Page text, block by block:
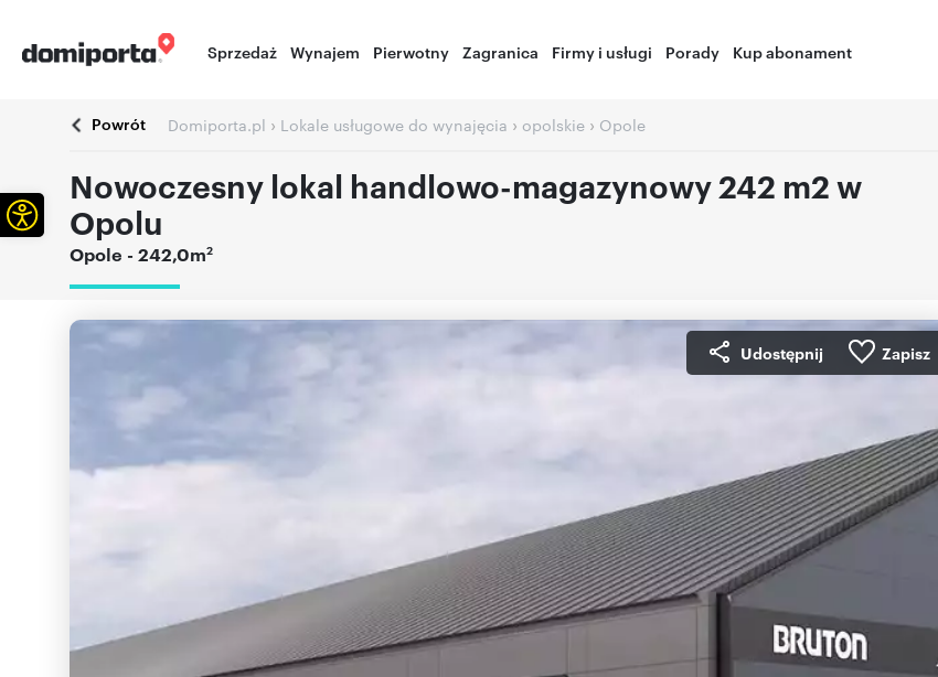
Sprzedaż Wynajem Pierwotny Zagranica Firmy i usługi Porady Kup abonament
Powrót Domiporta.pl › Lokale usługowe do wynajęcia › opolskie › Opole
Nowoczesny lokal handlowo-magazynowy 242 m2 w
Opolu
Opole - 242,0m2
Udostępnij Zapisz
Otwórz pasek narzędzi